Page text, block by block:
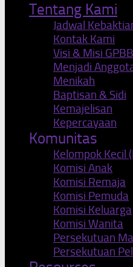
Tentang Kami
Jadwal
Kontak Kami
Visi & Misi GPBB
Menjadi
Menikah
Baptisan & Sidi
Kemajelisan
Kepercayaan
Komunitas
Kelompok Kecil
Komisi Anak
Komisi Remaja
Komisi Pemuda
Komisi Keluarga
Komisi Wanita
Persekutuan
Persekutuan